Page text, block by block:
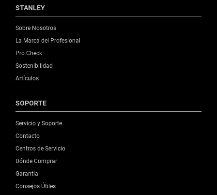
STANLEY
Sobre Nosotros
La Marca del Profesional
Pro Check
Sostenibilidad
Artículos
SOPORTE
Servicio y Soporte
Contacto
Centros de Servicio
Dónde Comprar
Garantía
Consejos Útiles